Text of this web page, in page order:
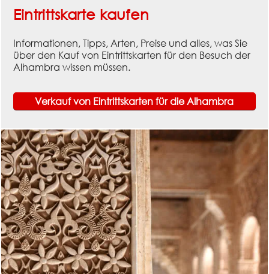
Eintrittskarte kaufen
Informationen, Tipps, Arten, Preise und alles, was Sie
über den Kauf von Eintrittskarten für den Besuch der
Alhambra wissen müssen.
Verkauf von Eintrittskarten für die Alhambra